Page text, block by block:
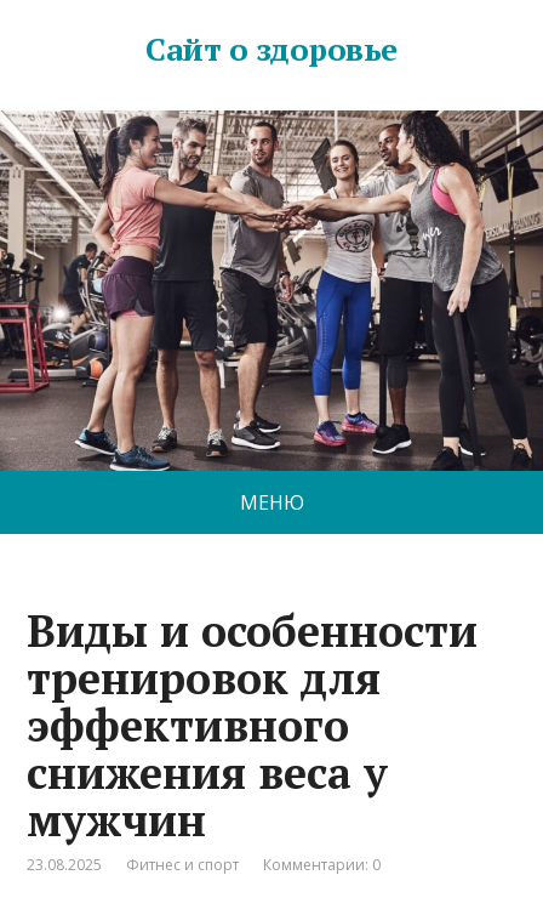
Сайт о здоровье
МЕНЮ
Виды и особенности
тренировок для
эффективного
снижения веса у
мужчин
23.08.2025 Фитнес и спорт Комментарии: 0